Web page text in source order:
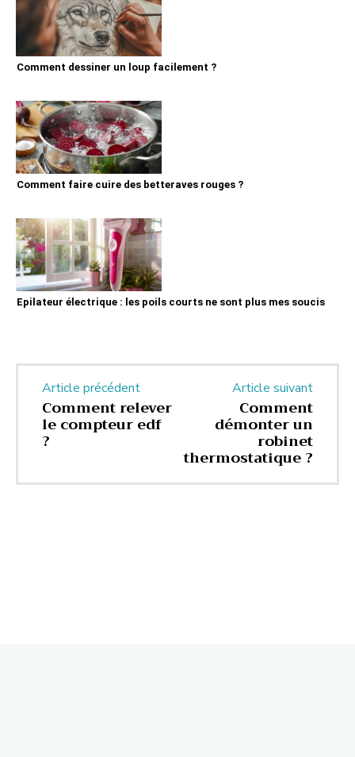
Comment dessiner un loup facilement ?
Comment faire cuire des betteraves rouges ?
Epilateur électrique : les poils courts ne sont plus mes soucis
Article précédent
Comment relever
le compteur edf
?
Article suivant
Comment
démonter un
robinet
thermostatique ?